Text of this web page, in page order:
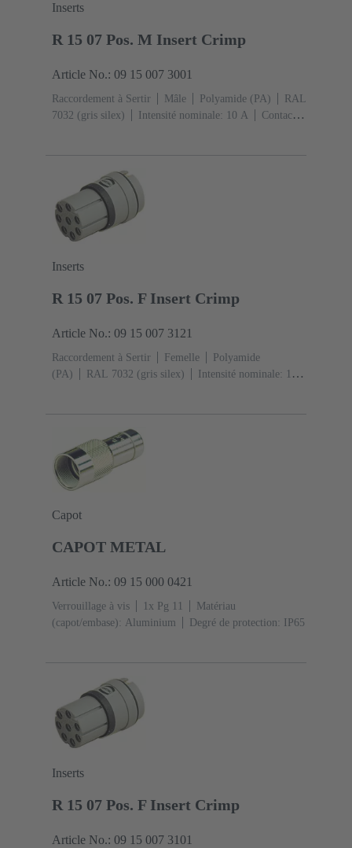
Inserts
R 15 07 Pos. M Insert Crimp
Article No.: 09 15 007 3001
Raccordement à Sertir Mâle Polyamide (PA)
RAL
7032 (gris silex)
Intensité nominale: ‌10 A
Contacts:
Inserts
R 15 07 Pos. F Insert Crimp
Article No.: 09 15 007 3121
Raccordement à Sertir Femelle
Polyamide
(PA)
RAL 7032 (gris silex)
Intensité nominale: ‌10
Capot
CAPOT METAL
Article No.: 09 15 000 0421
Verrouillage à vis 1x Pg 11
Matériau
(capot/embase): Aluminium
Degré de protection: IP65
Inserts
R 15 07 Pos. F Insert Crimp
Article No.: 09 15 007 3101